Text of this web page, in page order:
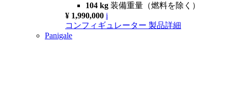
104 kg 装備重量（燃料を除く）
¥ 1,990,000 i
コンフィギュレーター 製品詳細
Panigale